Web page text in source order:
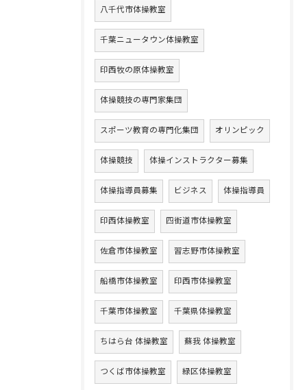
八千代市体操教室
千葉ニュータウン体操教室
印西牧の原体操教室
体操競技の専門家集団
スポーツ教育の専門化集団 オリンピック
体操競技 体操インストラクター募集
体操指導員募集 ビジネス 体操指導員
印西体操教室 四街道市体操教室
佐倉市体操教室 習志野市体操教室
船橋市体操教室 印西市体操教室
千葉市体操教室 千葉県体操教室
ちはら台 体操教室 蘇我 体操教室
つくば市体操教室 緑区体操教室